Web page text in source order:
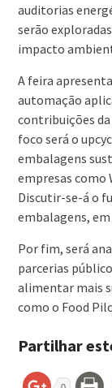
auditorias
serão
impacto
A feira
automação
contribuições
foco será o
embalagens
empresas como
Discutir-se-á o
embalagens,
Por fim, será
parcerias
alimentar mais
como o Food
Partilhar